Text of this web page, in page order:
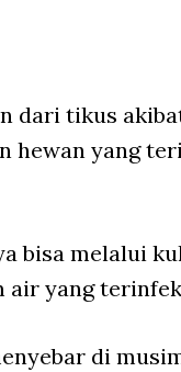
dari tikus
hewan yang
bisa melalui
air yang
di